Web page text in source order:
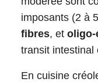
imposants (2 à
fibres, et oligo-
transit intestinal
En cuisine